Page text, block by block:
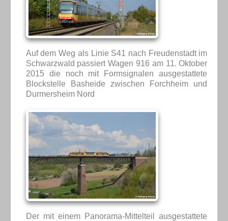
Auf dem Weg als Linie S41 nach Freudenstadt im
Schwarzwald passiert Wagen 916 am 11. Oktober
2015 die noch mit Formsignalen ausgestattete
Blockstelle Basheide zwischen Forchheim und
Durmersheim Nord
Der mit einem Panorama-Mittelteil ausgestattete